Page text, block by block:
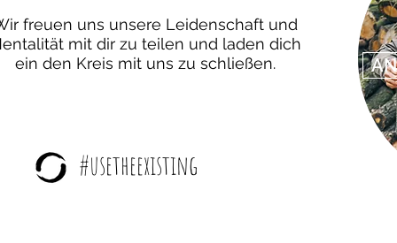
freuen uns unsere Leidenschaft und
mit dir zu teilen und laden dich
ein den Kreis mit uns zu schließen.
#usetheexisting